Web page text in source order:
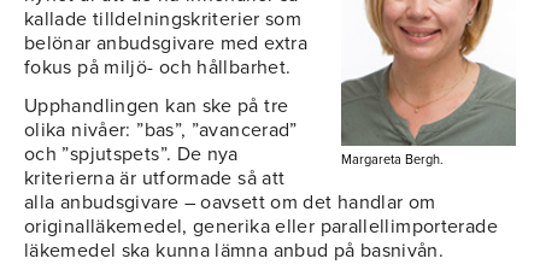
Margareta Bergh.
kallade tilldelningskriterier som
belönar anbudsgivare med extra
fokus på miljö- och hållbarhet.
Upphandlingen kan ske på tre
olika nivåer: ”bas”, ”avancerad”
och ”spjutspets”. De nya
kriterierna är utformade så att
alla anbudsgivare – oavsett om det handlar om
originalläkemedel, generika eller parallellimporterade
läkemedel ska kunna lämna anbud på basnivån.